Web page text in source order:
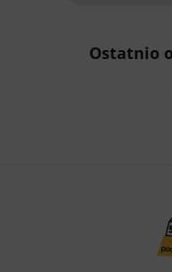
Ostatnio